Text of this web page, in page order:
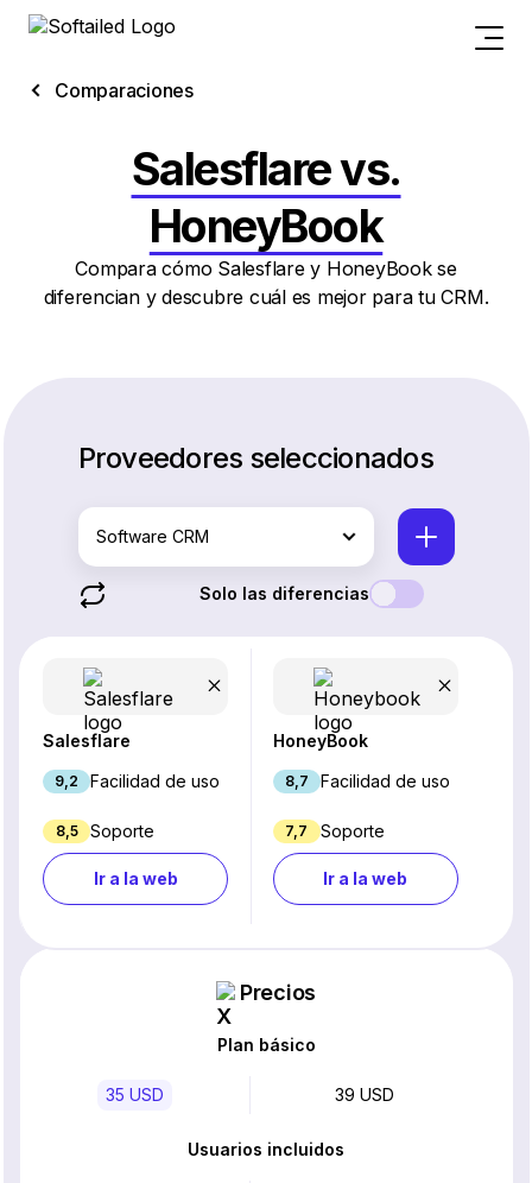
Comparaciones
Salesflare vs.
HoneyBook
Compara cómo Salesflare y HoneyBook se
diferencian y descubre cuál es mejor para tu CRM.
Proveedores seleccionados
Software CRM
Solo las diferencias
Salesflare
9,2 Facilidad de uso
8,5 Soporte
Ir a la web
HoneyBook
8,7 Facilidad de uso
7,7 Soporte
Ir a la web
Precios
Plan básico
35 USD 39 USD
Usuarios incluidos